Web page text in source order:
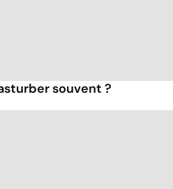
souvent ?